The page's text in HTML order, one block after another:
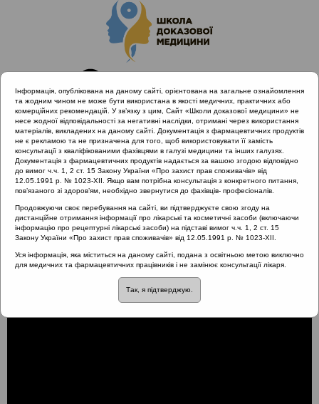
Головна
Проведені заходи
Діагностика та лікування гострих риносинуситів з позицій
доказової медицини (Одеса)
Анатомо-фізіологічні особливості вуха
Анатомо-фізіологічні
особливості вуха
Інформація, опублікована на даному сайті, орієнтована на загальне ознайомлення
та жодним чином не може бути використана в якості медичних, практичних або
комерційних рекомендацій. У зв’язку з цим, Сайт «Школи доказової медицини» не
несе жодної відповідальності за негативні наслідки, отримані через використання
матеріалів, викладених на даному сайті. Документація з фармацевтичних продуктів
не є рекламою та не призначена для того, щоб використовувати її замість
консультації з кваліфікованими фахівцями в галузі медицини та інших галузях.
Документація з фармацевтичних продуктів надається за вашою згодою відповідно
до вимог ч.ч. 1, 2 ст. 15 Закону України «Про захист прав споживачів» від
12.05.1991 р. № 1023-XII. Якщо вам потрібна консультація з конкретного питання,
пов’язаного зі здоров’ям, необхідно звернутися до фахівців- професіоналів.
Продовжуючи своє перебування на сайті, ви підтверджуєте свою згоду на
дистанційне отримання інформації про лікарські та косметичні засоби (включаючи
інформацію про рецептурні лікарські засоби) на підставі вимог ч.ч. 1, 2 ст. 15
Закону України «Про захист прав споживачів» від 12.05.1991 р. № 1023-XII.
Уся інформація, яка міститься на даному сайті, подана з освітньою метою виключно
для медичних та фармацевтичних працівників і не замінює консультації лікаря.
Так, я підтверджую.